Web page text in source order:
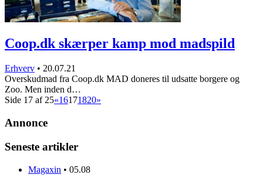
Coop.dk skærper kamp mod madspild
Erhverv • 20.07.21
Overskudmad fra Coop.dk MAD doneres til udsatte borgere og
Zoo. Men inden d…
Side 17 af 25«16171820»
Annonce
Seneste artikler
Magaxin • 05.08